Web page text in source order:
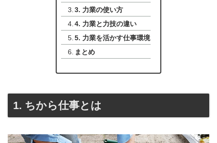
3. 力業の使い方
4. 力業と力技の違い
5. 力業を活かす仕事環境
まとめ
1. ちから仕事とは